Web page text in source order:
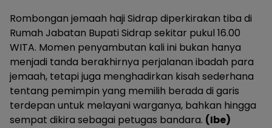
Rombongan jemaah haji Sidrap diperkirakan tiba di
Rumah Jabatan Bupati Sidrap sekitar pukul 16.00
WITA. Momen penyambutan kali ini bukan hanya
menjadi tanda berakhirnya perjalanan ibadah para
jemaah, tetapi juga menghadirkan kisah sederhana
tentang pemimpin yang memilih berada di garis
terdepan untuk melayani warganya, bahkan hingga
sempat dikira sebagai petugas bandara. (Ibe)